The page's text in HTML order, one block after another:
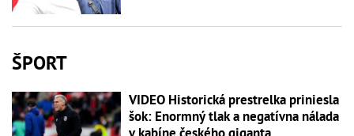
ŠPORT
VIDEO Historická prestrelka priniesla
šok: Enormný tlak a negatívna nálada
v kabíne českého giganta